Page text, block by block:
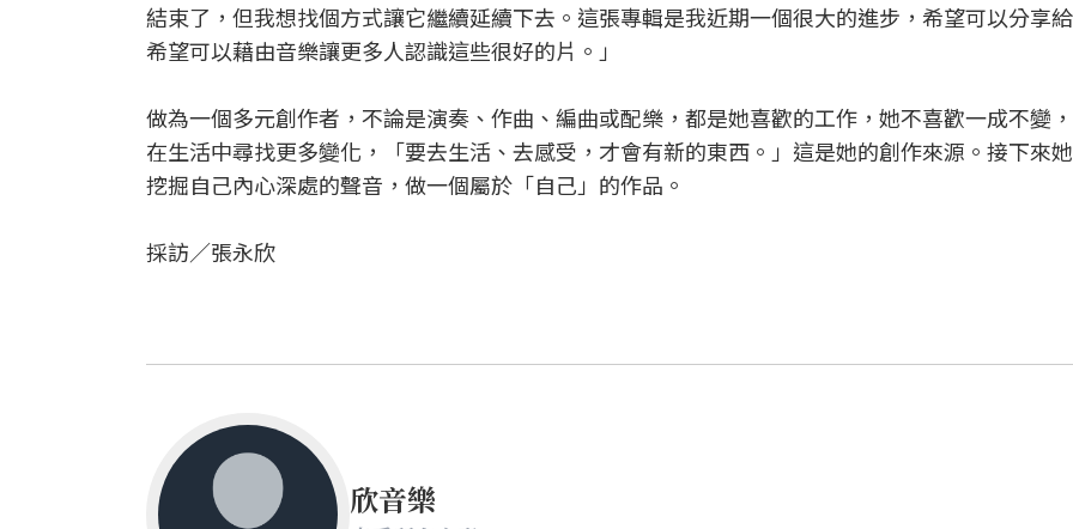
結束了，但我想找個方式讓它繼續延續下去。這張專輯是我近期一個很大的進步，希望可以分享
希望可以藉由音樂讓更多人認識這些很好的片。」
做為一個多元創作者，不論是演奏、作曲、編曲或配樂，都是她喜歡的工作，她不喜歡一成不變
在生活中尋找更多變化，「要去生活、去感受，才會有新的東西。」這是她的創作來源。接下來
挖掘自己內心深處的聲音，做一個屬於「自己」的作品。
採訪／張永欣
欣音樂